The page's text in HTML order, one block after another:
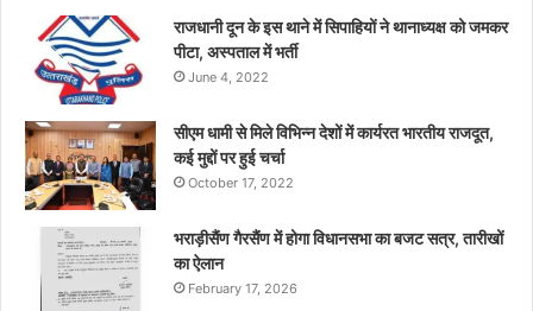
राजधानी दून के इस थाने में सिपाहियों ने थानाध्यक्ष को जमकर
पीटा, अस्पताल में भर्ती
June 4, 2022
सीएम धामी से मिले विभिन्न देशों में कार्यरत भारतीय राजदूत,
कई मुद्दों पर हुई चर्चा
October 17, 2022
भराड़ीसैंण गैरसैंण में होगा विधानसभा का बजट सत्र, तारीखों
का ऐलान
February 17, 2026